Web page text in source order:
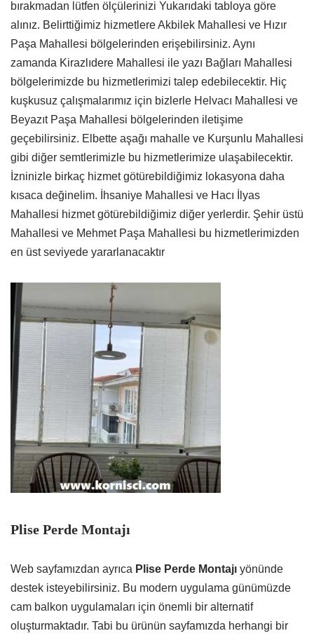
bırakmadan lütfen ölçülerinizi Yukarıdaki tabloya göre
alınız. Belirttiğimiz hizmetlere Akbilek Mahallesi ve Hızır
Paşa Mahallesi bölgelerinden erişebilirsiniz. Aynı
zamanda Kirazlıdere Mahallesi ile yazı Bağları Mahallesi
bölgelerimizde bu hizmetlerimizi talep edebilecektir. Hiç
kuşkusuz çalışmalarımız için bizlerle Helvacı Mahallesi ve
Beyazıt Paşa Mahallesi bölgelerinden iletişime
geçebilirsiniz. Elbette aşağı mahalle ve Kurşunlu Mahallesi
gibi diğer semtlerimizle bu hizmetlerimize ulaşabilecektir.
İzninizle birkaç hizmet götürebildiğimiz lokasyona daha
kısaca değinelim. İhsaniye Mahallesi ve Hacı İlyas
Mahallesi hizmet götürebildiğimiz diğer yerlerdir. Şehir üstü
Mahallesi ve Mehmet Paşa Mahallesi bu hizmetlerimizden
en üst seviyede yararlanacaktır
Plise Perde Montajı
Web sayfamızdan ayrıca Plise Perde Montajı yönünde
destek isteyebilirsiniz. Bu modern uygulama günümüzde
cam balkon uygulamaları için önemli bir alternatif
oluşturmaktadır. Tabi bu ürünün sayfamızda herhangi bir